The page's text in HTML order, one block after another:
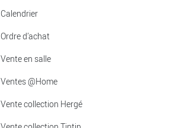
Calendrier
Ordre d’achat
Vente en salle
Ventes @Home
Vente collection Hergé